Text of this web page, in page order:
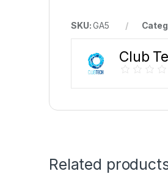
SKU:GA5
Club
Related